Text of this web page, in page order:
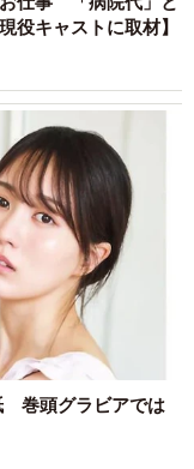
役キャストに取材】
巻頭グラビアでは